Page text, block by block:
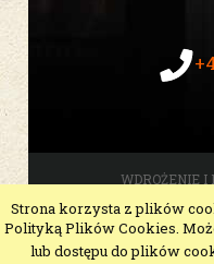
Strona korzysta z plików
Polityką Plików Cookies.
lub dostępu do plików
WDROŻENIE I
pokaż
Sklep